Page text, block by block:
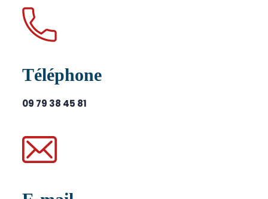
Téléphone
09 79 38 45 81